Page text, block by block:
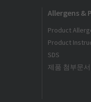
Allergens &
Product
Product
SDS
제품 첨부문